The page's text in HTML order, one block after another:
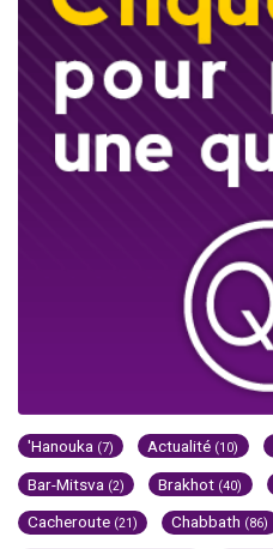
'Hanouka (7) Actualité (10)
Bar-Mitsva (2) Brakhot (40)
Cacheroute (21) Chabbath (86)